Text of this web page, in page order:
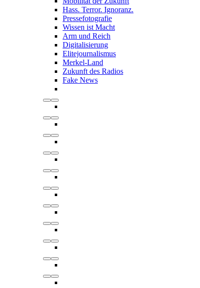
Hass. Terror. Ignoranz.
Pressefotografie
Wissen ist Macht
Arm und Reich
Digitalisierung
Elitejournalismus
Merkel-Land
Zukunft des Radios
Fake News